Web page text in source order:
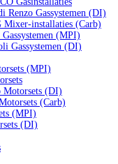
Renzo Gassystemen (DI)
Mixer-installaties (Carb)
(MPI)
Gassystemen (DI)
(MPI)
Motorsets (DI)
(Carb)
(MPI)
(DI)